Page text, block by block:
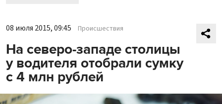
08 июля 2015, 09:45 Происшествия
На северо-западе столицы
у водителя отобрали сумку
с 4 млн рублей